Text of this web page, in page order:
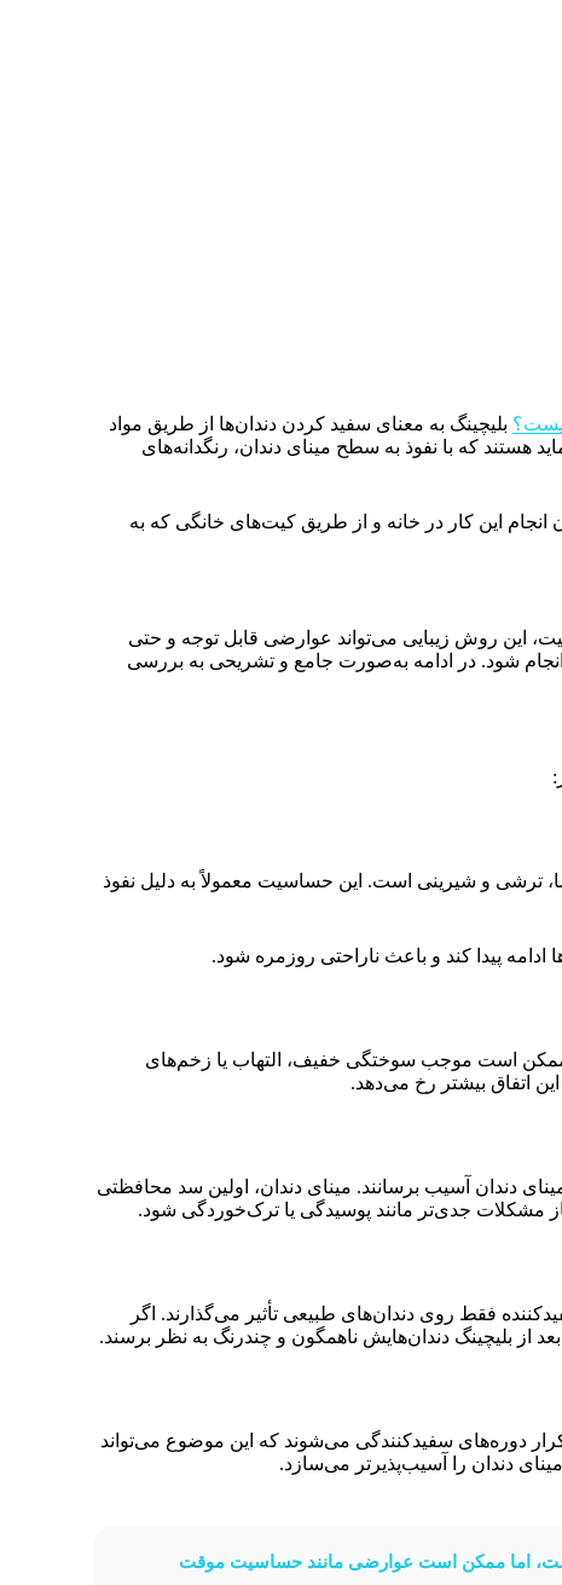
بلیچینگ به معنای سفید کردن دندان‌ها از طریق مواد
هستند که با نفوذ به سطح مینای دندان، رنگدانه‌های
انجام این کار در خانه و از طریق کیت‌های خانگی که به
این روش زیبایی می‌تواند عوارضی قابل توجه و حتی
شود. در ادامه به‌صورت جامع و تشریحی به بررسی
ترشی و شیرینی است. این حساسیت معمولاً به دلیل نفوذ
پیدا کند و باعث ناراحتی روزمره شود.
ممکن است موجب سوختگی خفیف، التهاب یا زخم‌های
اتفاق بیشتر رخ می‌دهد.
دندان آسیب برسانند. مینای دندان، اولین سد محافظتی
مشکلات جدی‌تر مانند پوسیدگی یا ترک‌خوردگی شود.
فقط روی دندان‌های طبیعی تأثیر می‌گذارند. اگر
از بلیچینگ دندان‌هایش ناهمگون و چندرنگ به نظر برسند.
دوره‌های سفیدکنندگی می‌شوند که این موضوع می‌تواند
دندان را آسیب‌پذیرتر می‌سازد.
اما ممکن است عوارضی مانند حساسیت موقت